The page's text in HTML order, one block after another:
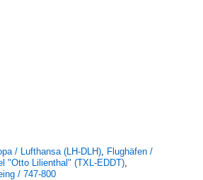
/ Lufthansa (LH-DLH), Flughäfen /
"Otto Lilienthal" (TXL-EDDT),
/ 747-800